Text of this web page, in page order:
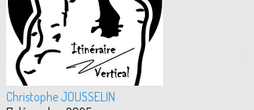
Christophe JOUSSELIN